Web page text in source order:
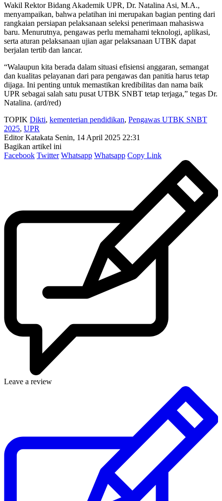
Wakil Rektor Bidang Akademik UPR, Dr. Natalina Asi, M.A.,
menyampaikan, bahwa pelatihan ini merupakan bagian penting dari
rangkaian persiapan pelaksanaan seleksi penerimaan mahasiswa
baru. Menurutnya, pengawas perlu memahami teknologi, aplikasi,
serta aturan pelaksanaan ujian agar pelaksanaan UTBK dapat
berjalan tertib dan lancar.
“Walaupun kita berada dalam situasi efisiensi anggaran, semangat
dan kualitas pelayanan dari para pengawas dan panitia harus tetap
dijaga. Ini penting untuk memastikan kredibilitas dan nama baik
UPR sebagai salah satu pusat UTBK SNBT tetap terjaga,” tegas Dr.
Natalina. (ard/red)
TOPIK Dikti, kementerian pendidikan, Pengawas UTBK SNBT
2025, UPR
Editor Katakata Senin, 14 April 2025 22:31
Bagikan artikel ini
Facebook Twitter Whatsapp Whatsapp Copy Link
Leave a review